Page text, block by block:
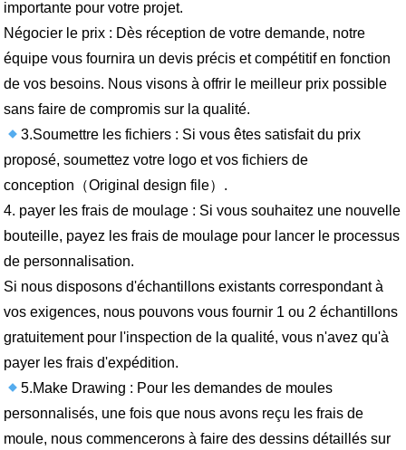
importante pour votre projet.
Négocier le prix : Dès réception de votre demande, notre
équipe vous fournira un devis précis et compétitif en fonction
de vos besoins. Nous visons à offrir le meilleur prix possible
sans faire de compromis sur la qualité.
3.Soumettre les fichiers : Si vous êtes satisfait du prix
proposé, soumettez votre logo et vos fichiers de
conception（Original design file）.
4. payer les frais de moulage : Si vous souhaitez une nouvelle
bouteille, payez les frais de moulage pour lancer le processus
de personnalisation.
Si nous disposons d'échantillons existants correspondant à
vos exigences, nous pouvons vous fournir 1 ou 2 échantillons
gratuitement pour l'inspection de la qualité, vous n'avez qu'à
payer les frais d'expédition.
5.Make Drawing : Pour les demandes de moules
personnalisés, une fois que nous avons reçu les frais de
moule, nous commencerons à faire des dessins détaillés sur